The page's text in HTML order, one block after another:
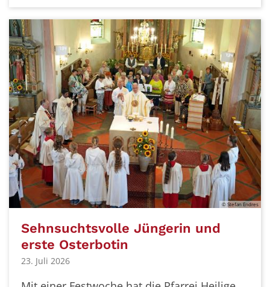
© Stefan Endres
Sehnsuchtsvolle Jüngerin und
erste Osterbotin
23. Juli 2026